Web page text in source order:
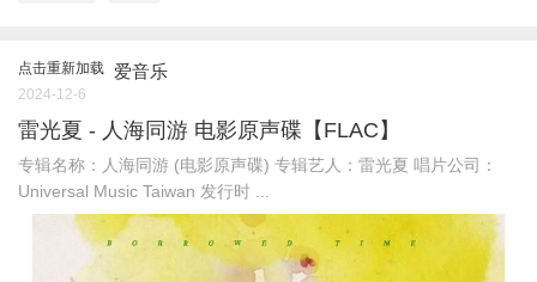
点击重新加载 爱音乐
2024-12-6
雷光夏 - 人海同游 电影原声碟【FLAC】
专辑名称：人海同游 (电影原声碟) 专辑艺人：雷光夏 唱片公司：
Universal Music Taiwan 发行时 ...